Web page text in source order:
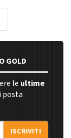
GOLD
le ultime
posta
ISCRIVITI